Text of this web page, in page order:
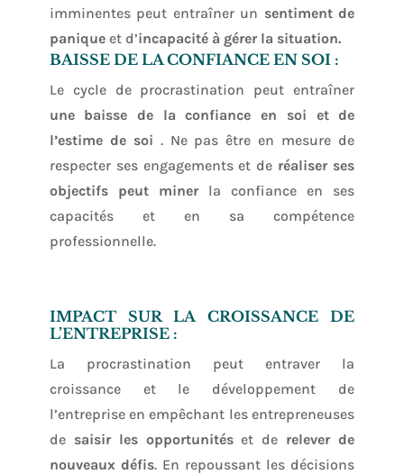
imminentes peut entraîner un sentiment de
paniqueet d’incapacité à gérer la situation.
BAISSE DE LA CONFIANCE EN SOI :
Le cycle de procrastination peut entraîner
une baisse de la confiance en soi et de
l’estime de soi . Ne pas être en mesure de
respecter ses engagements et de réaliser ses
objectifs peut minerla confiance en ses
capacités et en sa compétence
professionnelle.
IMPACT SUR LA CROISSANCE DE
L’ENTREPRISE :
La procrastination peut entraver la
croissance et le développement de
l’entreprise en empêchant les entrepreneuses
de saisir les opportunitéset de relever de
nouveaux défis. En repoussant les décisions